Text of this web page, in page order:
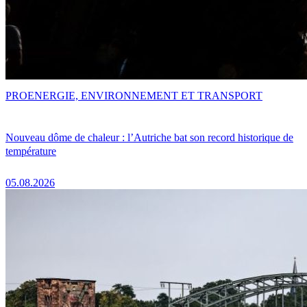
Nouveau dôme de chaleur : l’Autriche bat son record historique de
température
05.08.2026
PROENERGIE, ENVIRONNEMENT ET TRANSPORT